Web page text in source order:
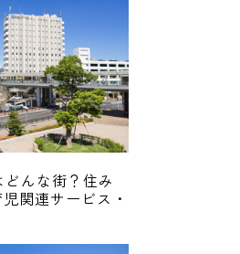
どんな街？住み
関連サービス・